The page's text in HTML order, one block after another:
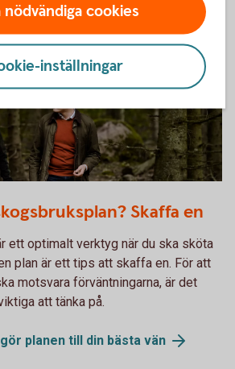
Skaffa en
ett optimalt verktyg när du ska sköta
plan är ett tips att skaffa en. För att
motsvara förväntningarna, är det
att tänka på.
planen till din bästa vän
nödvändiga cookies
inställningar